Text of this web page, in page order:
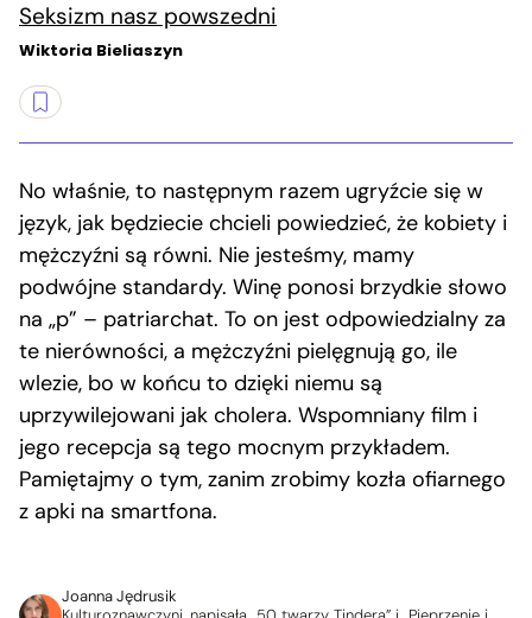
Seksizm nasz powszedni
Wiktoria Bieliaszyn
No właśnie, to następnym razem ugryźcie się w
język, jak będziecie chcieli powiedzieć, że kobiety i
mężczyźni są równi. Nie jesteśmy, mamy
podwójne standardy. Winę ponosi brzydkie słowo
na „p” – patriarchat. To on jest odpowiedzialny za
te nierówności, a mężczyźni pielęgnują go, ile
wlezie, bo w końcu to dzięki niemu są
uprzywilejowani jak cholera. Wspomniany film i
jego recepcja są tego mocnym przykładem.
Pamiętajmy o tym, zanim zrobimy kozła ofiarnego
z apki na smartfona.
Joanna Jędrusik